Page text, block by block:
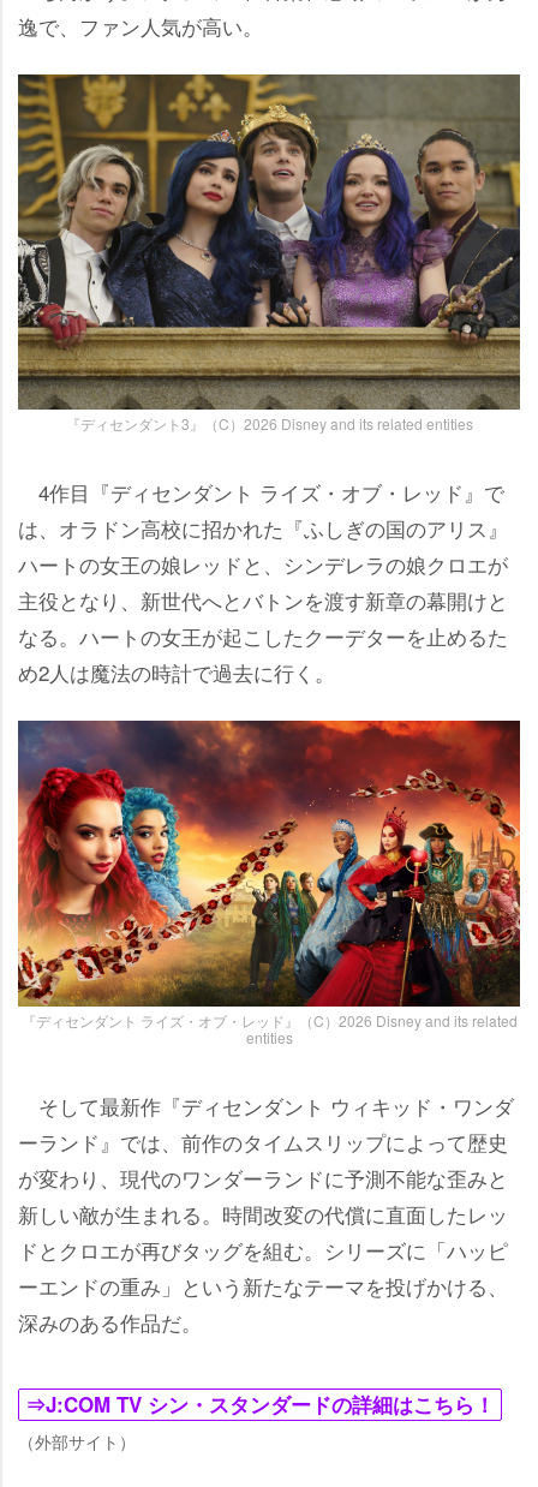
逸で、ファン人気が高い。
『ディセンダント3』（C）2026 Disney and its related entities
4作目『ディセンダント ライズ・オブ・レッド』で
は、オラドン高校に招かれた『ふしぎの国のアリス』
ハートの女王の娘レッドと、シンデレラの娘クロエが
主役となり、新世代へとバトンを渡す新章の幕開けと
なる。ハートの女王が起こしたクーデターを止めるた
め2人は魔法の時計で過去に行く。
『ディセンダント ライズ・オブ・レッド』（C）2026 Disney and its related
entities
そして最新作『ディセンダント ウィキッド・ワンダ
ーランド』では、前作のタイムスリップによって歴史
が変わり、現代のワンダーランドに予測不能な歪みと
新しい敵が生まれる。時間改変の代償に直面したレッ
ドとクロエが再びタッグを組む。シリーズに「ハッピ
ーエンドの重み」という新たなテーマを投げかける、
深みのある作品だ。
⇒J:COM TV シン・スタンダードの詳細はこちら！
（外部サイト）